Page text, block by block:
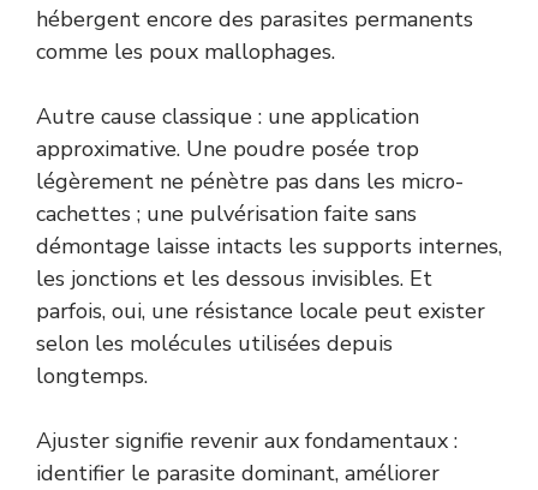
hébergent encore des parasites permanents
comme les poux mallophages.
Autre cause classique : une application
approximative. Une poudre posée trop
légèrement ne pénètre pas dans les micro-
cachettes ; une pulvérisation faite sans
démontage laisse intacts les supports internes,
les jonctions et les dessous invisibles. Et
parfois, oui, une résistance locale peut exister
selon les molécules utilisées depuis
longtemps.
Ajuster signifie revenir aux fondamentaux :
identifier le parasite dominant, améliorer